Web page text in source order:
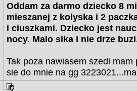
Oddam za darmo dziecko 8
mieszanej z kolyska i 2
i ciuszkami. Dziecko jest
nocy. Malo sika i nie drze
Tak poza nawiasem szedi mam
sie do mnie na gg